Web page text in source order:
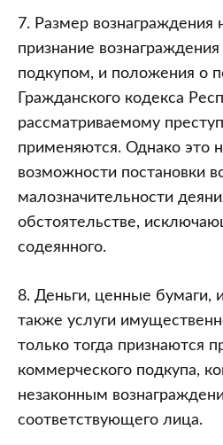
7. Размер вознаграждения
признание
подкупом, и положения о
Гражданского кодекса
рассматриваемому
применяются. Однако это
возможности постановки
малозначительности
обстоятельстве,
содеянного.
8. Деньги, ценные бумаги,
также услуги
только тогда признаются
коммерческого подкупа,
незаконным
соответствующего лица.